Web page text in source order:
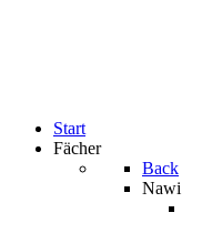
Start
Fächer
Back
Nawi